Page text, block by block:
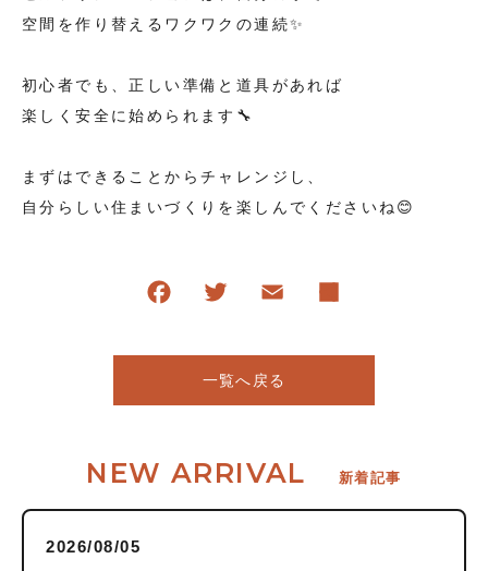
空間を作り替えるワクワクの連続✨
初心者でも、正しい準備と道具があれば
楽しく安全に始められます🔧
まずはできることからチャレンジし、
自分らしい住まいづくりを楽しんでくださいね😊
一覧へ戻る
NEW ARRIVAL 新着記事
2026/08/05